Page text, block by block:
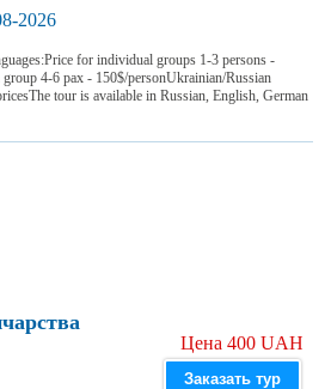
2026
for individual groups 1-3 persons -
4-6 pax - 150$/personUkrainian/Russian
tour is available in Russian, English, German
Цена 400 UAH
Заказать тур